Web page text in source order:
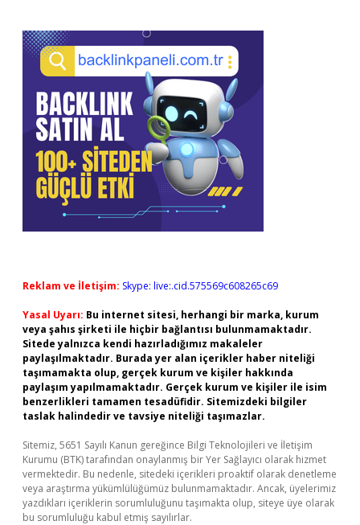
Reklam ve İletişim: Skype: live:.cid.575569c608265c69
Yasal Uyarı: Bu internet sitesi, herhangi bir marka, kurum
veya şahıs şirketi ile hiçbir bağlantısı bulunmamaktadır.
Sitede yalnızca kendi hazırladığımız makaleler
paylaşılmaktadır. Burada yer alan içerikler haber niteliği
taşımamakta olup, gerçek kurum ve kişiler hakkında
paylaşım yapılmamaktadır. Gerçek kurum ve kişiler ile isim
benzerlikleri tamamen tesadüfidir. Sitemizdeki bilgiler
taslak halindedir ve tavsiye niteliği taşımazlar.
Sitemiz, 5651 Sayılı Kanun gereğince Bilgi Teknolojileri ve İletişim
Kurumu (BTK) tarafından onaylanmış bir Yer Sağlayıcı olarak hizmet
vermektedir. Bu nedenle, sitedeki içerikleri proaktif olarak denetleme
veya araştırma yükümlülüğümüz bulunmamaktadır. Ancak, üyelerimiz
yazdıkları içeriklerin sorumluluğunu taşımakta olup, siteye üye olarak
bu sorumluluğu kabul etmiş sayılırlar.